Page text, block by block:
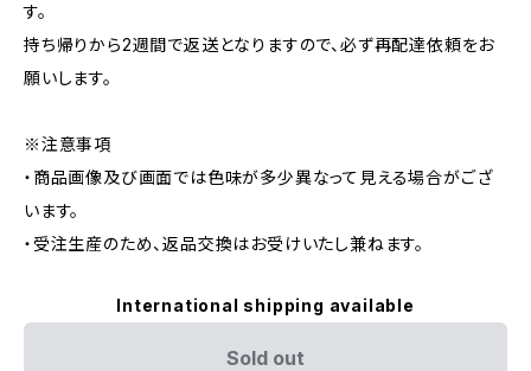
す。
持ち帰りから2週間で返送となりますので、必ず再配達依頼をお
願いします。
※注意事項
・商品画像及び画面では色味が多少異なって見える場合がござ
います。
・受注生産のため、返品交換はお受けいたし兼ねます。
International shipping available
Sold out